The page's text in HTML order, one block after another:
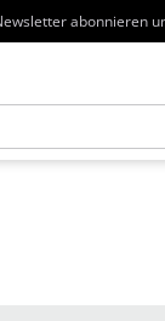
abonnieren